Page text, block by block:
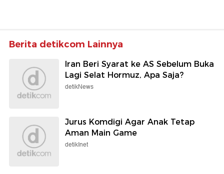
Berita detikcom Lainnya
Iran Beri Syarat ke AS Sebelum Buka
Lagi Selat Hormuz, Apa Saja?
detikNews
Jurus Komdigi Agar Anak Tetap
Aman Main Game
detikInet